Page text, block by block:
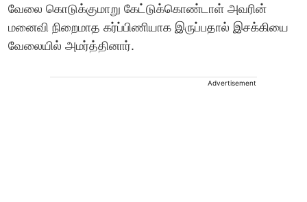
வேலை கொடுக்குமாறு கேட்டுக்கொண்டாள்‌ அவரின்
மனைவி நிறைமாத கர்ப்பிணியாக இருப்பதால் இசக்கியை
வேலையில் அமர்த்தினார்.
Advertisement